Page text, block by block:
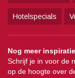
Hotelspecials
Nog meer
Schrijf je in voor de
op de hoogte over